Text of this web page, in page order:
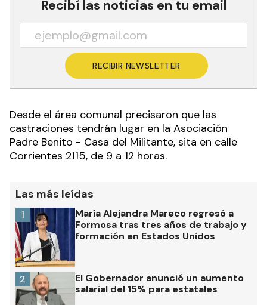
Recibí las noticias en tu email
RECIBIR NEWSLETTER
Desde el área comunal precisaron que las
castraciones tendrán lugar en la Asociación
Padre Benito - Casa del Militante, sita en calle
Corrientes 2115, de 9 a 12 horas.
Las más leídas
María Alejandra Mareco regresó a
Formosa tras tres años de trabajo y
formación en Estados Unidos
1
El Gobernador anunció un aumento
salarial del 15% para estatales
2